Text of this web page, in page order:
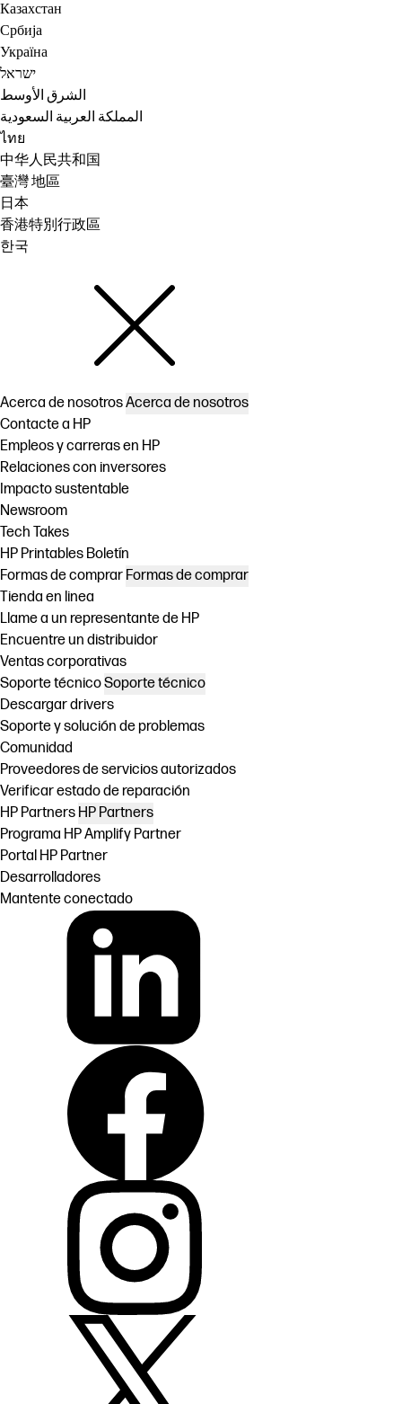
Казахстан
Србија
Україна
ישראל
الشرق الأوسط
المملكة العربية السعودية
ไทย
中华人民共和国
臺灣 地區
日本
香港特別行政區
한국
Acerca de nosotrosAcerca de nosotros
Contacte a HP
Empleos y carreras en HP
Relaciones con inversores
Impacto sustentable
Newsroom
Tech Takes
HP Printables Boletín
Formas de comprar Formas de comprar
Tienda en linea
Llame a un representante de HP
Encuentre un distribuidor
Ventas corporativas
Soporte técnicoSoporte técnico
Descargar drivers
Soporte y solución de problemas
Comunidad
Proveedores de servicios autorizados
Verificar estado de reparación
HP Partners HP Partners
Programa HP Amplify Partner
Portal HP Partner
Desarrolladores
Mantente conectado